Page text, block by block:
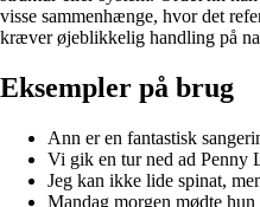
visse sammenhænge, hvor det
kræver øjeblikkelig handling på
Eksempler på brug
Ann er en fantastisk
Vi gik en tur ned ad Penny
Jeg kan ikke lide spinat,
Mandag morgen mødte hun